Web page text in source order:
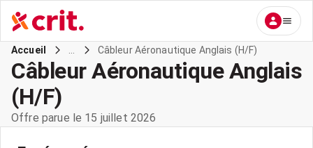
Accueil Câbleur Aéronautique Anglais (H/F)
Câbleur Aéronautique Anglais
(H/F)
Offre parue le 15 juillet 2026